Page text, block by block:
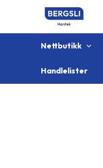
Nettbutikk
Handlelister